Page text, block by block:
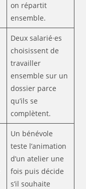
on répartit
ensemble.
Deux salarié·es
choisissent de
travailler
ensemble sur un
dossier parce
qu’ils se
complètent.
Un bénévole
teste l’animation
d’un atelier une
fois puis décide
s’il souhaite